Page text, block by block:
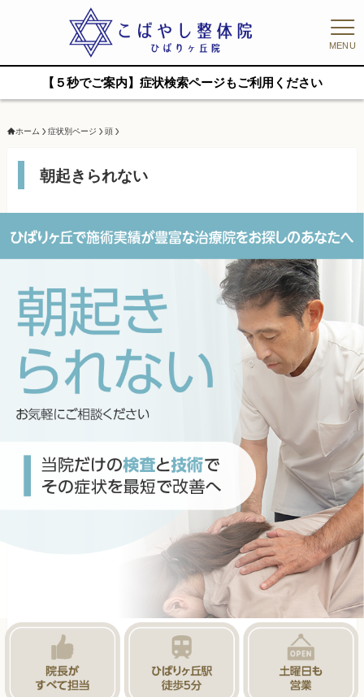
MENU
【５秒でご案内】症状検索ページもご利用ください
ホーム 症状別ページ 頭
朝起きられない